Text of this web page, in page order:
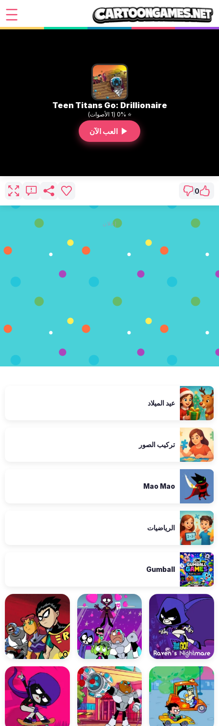
Teen Titans Go: Drillionaire
⭐ 0% (1 الأصوات)
العب الآن
0
إعلان
عيد الميلاد
تركيب الصور
Mao Mao
الرياضيات
Gumball